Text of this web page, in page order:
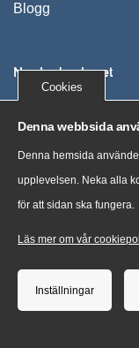
Blogg
Nya Ledarskapet
kunder växer,
processer och nya
“Training costs
Claus Moser,
Cookies
Denna webbsida
Denna hemsida
upplevelsen. Neka alla
för att sidan ska fungera.
Läs mer om vår
Inställningar